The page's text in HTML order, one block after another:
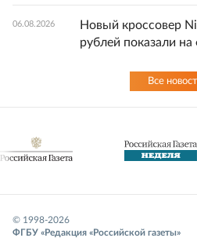
06.08.2026
Новый кроссовер
рублей показали
Все
© 1998-2026
ФГБУ «Редакция «Российской газеты»